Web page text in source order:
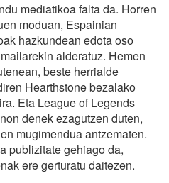
mediatikoa falta da. Horren
moduan, Espainian
hazkundean edota oso
alderatuz. Hemen
beste herrialde
Hearthstone bezalako
Eta League of Legends
denek ezagutzen duten,
mugimendua antzematen.
publizitate gehiago da,
ere gerturatu daitezen.